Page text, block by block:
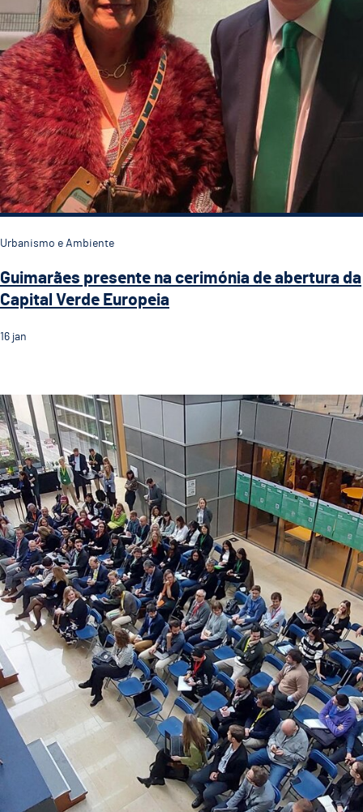
Urbanismo e Ambiente
Guimarães presente na cerimónia de abertura da
Capital Verde Europeia
16 jan
Guimarães na 1ª conferência da Circular Cities